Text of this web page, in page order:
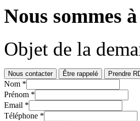
Nous sommes
Objet de la
Nous contacter Être rappelé Prendre
Nom *
Prénom *
Email *
Téléphone *